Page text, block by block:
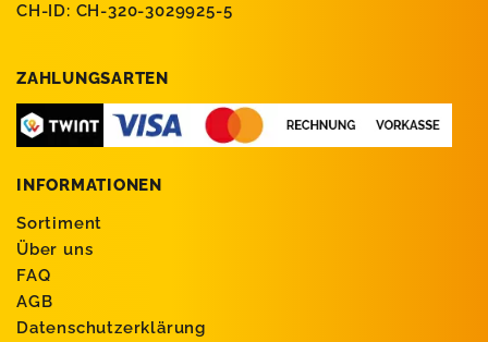
CH-ID: CH-320-3029925-5
ZAHLUNGSARTEN
INFORMATIONEN
Sortiment
Über uns
FAQ
AGB
Datenschutzerklärung